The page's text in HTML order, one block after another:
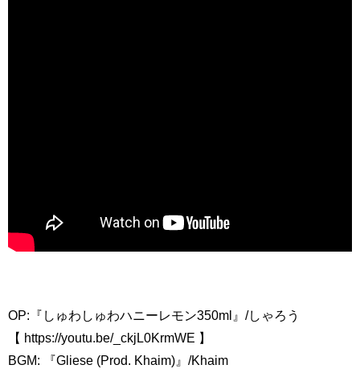
OP:『しゅわしゅわハニーレモン350ml』/しゃろう
【 https://youtu.be/_ckjL0KrmWE 】
BGM: 『Gliese (Prod. Khaim)』/Khaim